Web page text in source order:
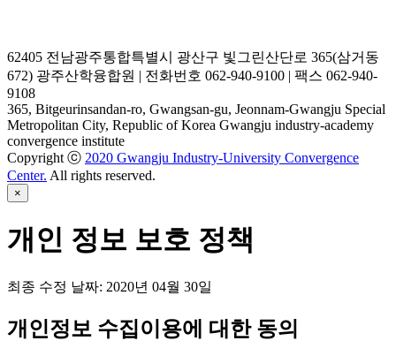
62405 전남광주통합특별시 광산구 빛그린산단로 365(삼거동
672) 광주산학융합원 | 전화번호 062-940-9100 | 팩스 062-940-
9108
365, Bitgeurinsandan-ro, Gwangsan-gu, Jeonnam-Gwangju Special
Metropolitan City, Republic of Korea Gwangju industry-academy
convergence institute
Copyright ⓒ 2020 Gwangju Industry-University Convergence
Center. All rights reserved.
×
개인 정보 보호 정책
최종 수정 날짜: 2020년 04월 30일
개인정보 수집이용에 대한 동의